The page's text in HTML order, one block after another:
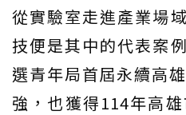
從實驗室走進產業場
技便是其中的代表案
選青年局首屆永續高
強，也獲得114年高